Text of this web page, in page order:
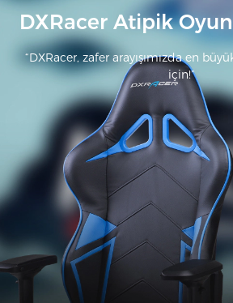
DXRacer Atipik
“DXRacer, zafer arayışımızda en
için!”